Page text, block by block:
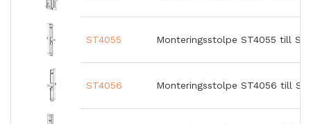
ST4055 Monteringsstolpe ST4055 till
ST4056 Monteringsstolpe ST4056 till